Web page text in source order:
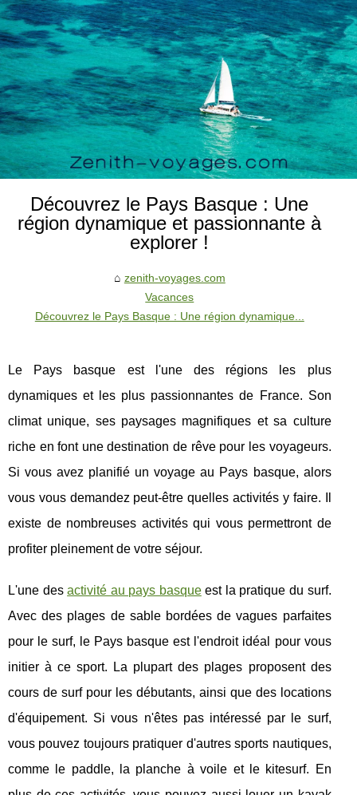
Découvrez le Pays Basque : Une
région dynamique et passionnante à
explorer !
zenith-voyages.com
Vacances
Découvrez le Pays Basque : Une région dynamique...
Le Pays basque est l'une des régions les plus
dynamiques et les plus passionnantes de France. Son
climat unique, ses paysages magnifiques et sa culture
riche en font une destination de rêve pour les voyageurs.
Si vous avez planifié un voyage au Pays basque, alors
vous vous demandez peut-être quelles activités y faire. Il
existe de nombreuses activités qui vous permettront de
profiter pleinement de votre séjour.
L'une desactivité au pays basqueest la pratique du surf.
Avec des plages de sable bordées de vagues parfaites
pour le surf, le Pays basque est l'endroit idéal pour vous
initier à ce sport. La plupart des plages proposent des
cours de surf pour les débutants, ainsi que des locations
d'équipement. Si vous n'êtes pas intéressé par le surf,
vous pouvez toujours pratiquer d'autres sports nautiques,
comme le paddle, la planche à voile et le kitesurf. En